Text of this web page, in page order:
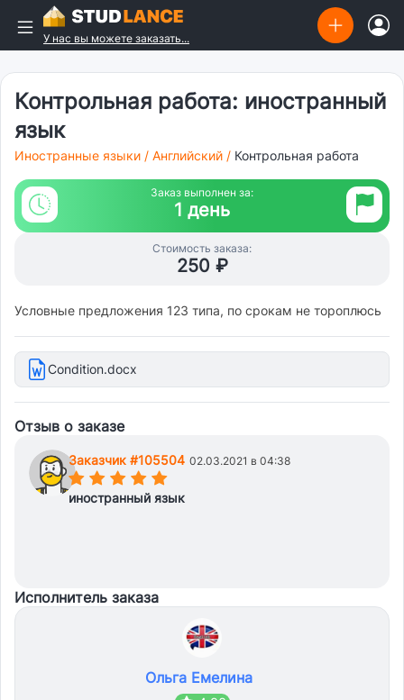
У нас вы можете заказать...
Контрольная работа: иностранный
язык
Иностранные языки / Английский / Контрольная работа
Заказ выполнен за:
1 день
Стоимость заказа:
250 ₽
Условные предложения 123 типа, по срокам не тороплюсь
Condition.docx
Отзыв о заказе
Заказчик #105504 02.03.2021 в 04:38
(*)(*)(*)(*)(*)
иностранный язык
Исполнитель заказа
Ольга Емелина